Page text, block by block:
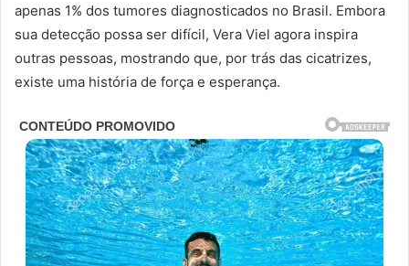
apenas 1% dos tumores diagnosticados no Brasil. Embora
sua detecção possa ser difícil, Vera Viel agora inspira
outras pessoas, mostrando que, por trás das cicatrizes,
existe uma história de força e esperança.